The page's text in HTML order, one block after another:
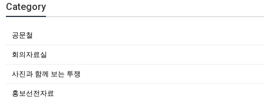
Category
공문철
회의자료실
사진과 함께 보는 투쟁
홍보선전자료